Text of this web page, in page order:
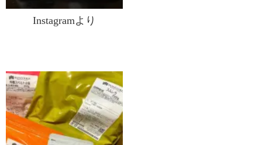
Instagramより